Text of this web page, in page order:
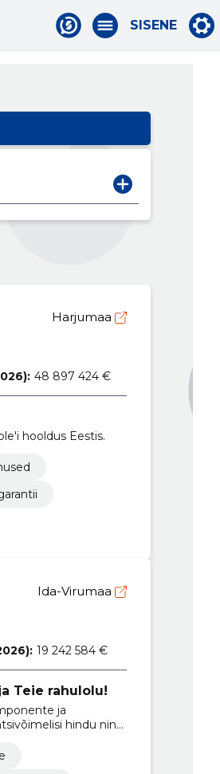
SISENE
Harjumaa
48 897 424 €
hooldus Eestis.
Ida-Virumaa
19 242 584 €
Teie rahulolu!
hindu ning